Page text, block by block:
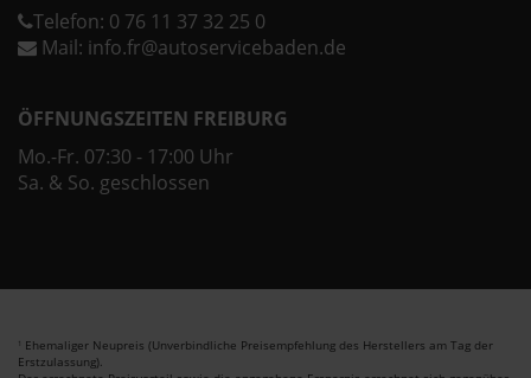
Telefon: 0 76 11 37 32 25 0
Mail: info.fr@autoservicebaden.de
ÖFFNUNGSZEITEN FREIBURG
Mo.-Fr. 07:30 - 17:00 Uhr
Sa. & So. geschlossen
1 Ehemaliger Neupreis (Unverbindliche Preisempfehlung des Herstellers am Tag der
Erstzulassung).